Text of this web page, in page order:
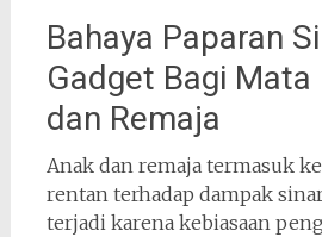
Bahaya Paparan
Gadget Bagi Mata
dan Remaja
Anak dan remaja termasuk
rentan terhadap dampak
terjadi karena kebiasaan